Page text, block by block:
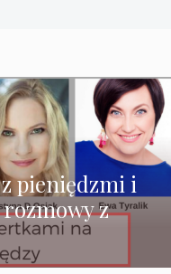
pieniędzmi i
z